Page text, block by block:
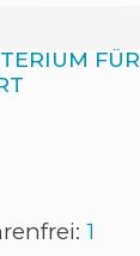
FÜR
1